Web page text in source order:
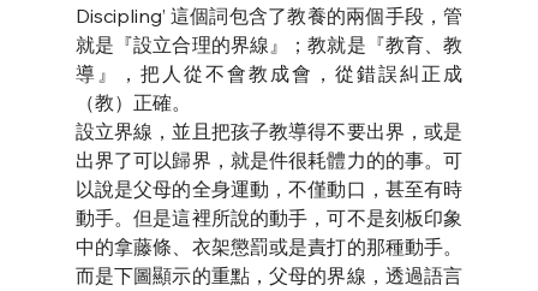
Discipling’ 這個詞包含了教養的兩個手段，管
就是『設立合理的界線』；教就是『教育、教
導』，把人從不會教成會，從錯誤糾正成
（教）正確。
設立界線，並且把孩子教導得不要出界，或是
出界了可以歸界，就是件很耗體力的的事。可
以說是父母的全身運動，不僅動口，甚至有時
動手。但是這裡所說的動手，可不是刻板印象
中的拿藤條、衣架懲罰或是責打的那種動手。
而是下圖顯示的重點，父母的界線，透過語言